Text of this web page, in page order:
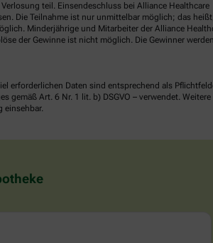
teil. Einsendeschluss bei Alliance Healthcare
Die Teilnahme ist nur unmittelbar möglich; das
Minderjährige und Mitarbeiter der Alliance
der Gewinne ist nicht möglich. Die Gewinner
erforderlichen Daten sind entsprechend als
gemäß Art. 6 Nr. 1 lit. b) DSGVO – verwendet. Weitere
einsehbar.